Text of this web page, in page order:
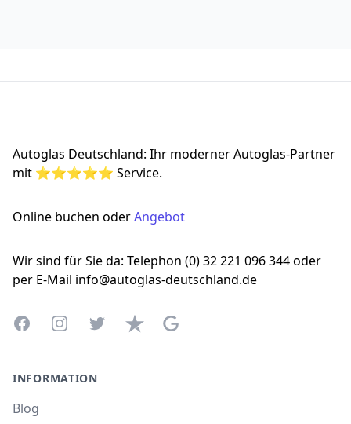
Autoglas Deutschland: Ihr moderner Autoglas-Partner
mit ⭐⭐⭐⭐⭐ Service.
Online buchen oderAngebot
Wir sind für Sie da: Telephon (0) 32 221 096 344 oder
per E-Mail info@autoglas-deutschland.de
FacebookInstagramTwitterTrustpilotGoogle Business Profile
INFORMATION
Blog